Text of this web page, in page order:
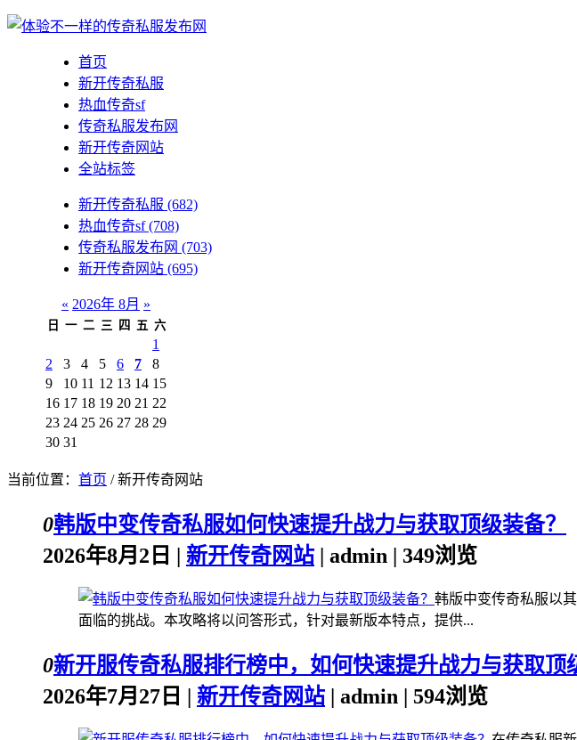
首页
新开传奇私服
热血传奇sf
传奇私服发布网
新开传奇网站
全站标签
新开传奇私服 (682)
热血传奇sf(708)
传奇私服发布网 (703)
新开传奇网站 (695)
« 2026年 8月 »
日 一 二 三 四 五 六
1
2
3 4 5 6 7
8
9
10 11 12 13 14 15
16 17 18 19 20 21 22
23 24 25 26 27 28 29
30 31
当前位置： 首页 / 新开传奇网站
0韩版中变传奇私服如何快速提升战力与获取顶级装备？
2026年8月2日 | 新开传奇网站 | admin | 349浏览
韩版中变传奇私服以
面临的挑战。本攻略将以问答形式，针对最新版本特点，提供...
0新开服传奇私服排行榜中，如何快速提升战力与获取顶
2026年7月27日 | 新开传奇网站 | admin | 594浏览